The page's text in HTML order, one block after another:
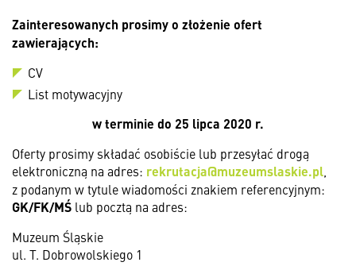
Zainteresowanych prosimy o złożenie ofert
zawierających:
CV
List motywacyjny
w terminie do 25 lipca 2020 r.
Oferty prosimy składać osobiście lub przesyłać drogą
elektroniczną na adres: rekrutacja@muzeumslaskie.pl
z podanym w tytule wiadomości znakiem referencyjnym:
GK/FK/MŚ lub pocztą na adres:
Muzeum Śląskie
ul. T. Dobrowolskiego 1